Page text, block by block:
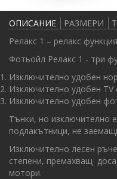
ОПИСАНИЕ РАЗМЕРИ
Релакс 1 – релакс функция
Фотьойл Релакс 1 - три
Изключително удобен
Изключително удобен
Изключително удобен
Тънки, но изключително
подлакътници, не
Изключително лесен
степени, премахващ
мотори.